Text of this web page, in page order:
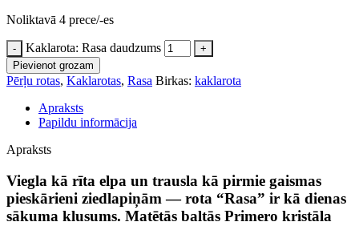
Noliktavā 4 prece/-es
Kaklarota: Rasa daudzums
Pievienot grozam
Pērļu rotas, Kaklarotas, Rasa Birkas: kaklarota
Apraksts
Papildu informācija
Apraksts
Viegla kā rīta elpa un trausla kā pirmie gaismas
pieskārieni ziedlapiņām — rota “Rasa” ir kā dienas
sākuma klusums. Matētās baltās Primero kristāla